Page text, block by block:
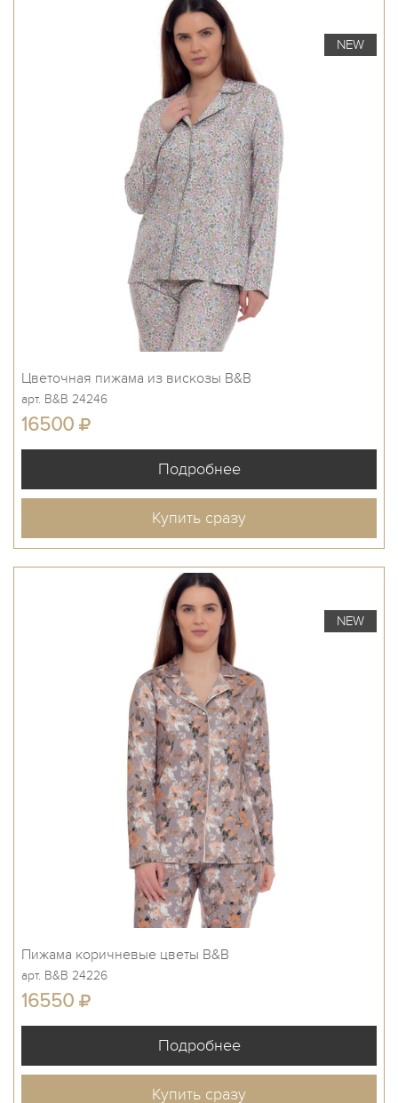
NEW
Цветочная пижама из вискозы B&B
арт. B&B 24246
16500
Купить сразу
NEW
Пижама коричневые цветы B&B
арт. B&B 24226
16550
Купить сразу